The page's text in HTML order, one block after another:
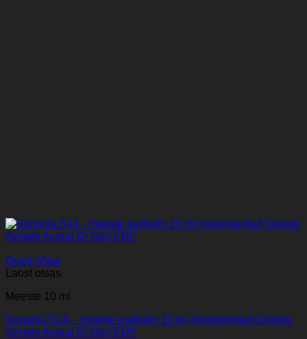
Quick View
Laost otsas
Meeste 10 ml
Sorvella S14 – meeste parfüüm 10 ml (inspireeritud Giorgio
Armani Acqua Di Gio) EDP